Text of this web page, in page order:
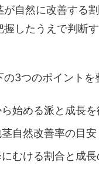
が自然に改善する
握したうえで判断
3つのポイントを
始める派と成長
自然改善率の目安
むける割合と成長